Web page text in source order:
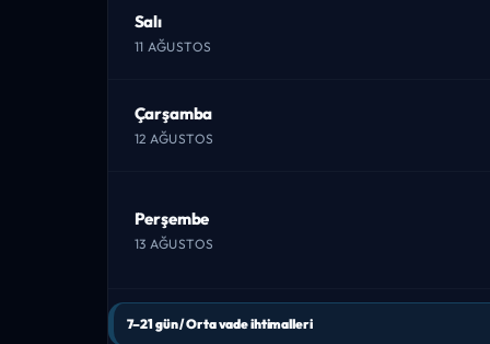
Salı
11 AĞUSTOS
Çarşamba
12 AĞUSTOS
Perşembe
13 AĞUSTOS
7–21 gün / Orta vade ihtimalleri